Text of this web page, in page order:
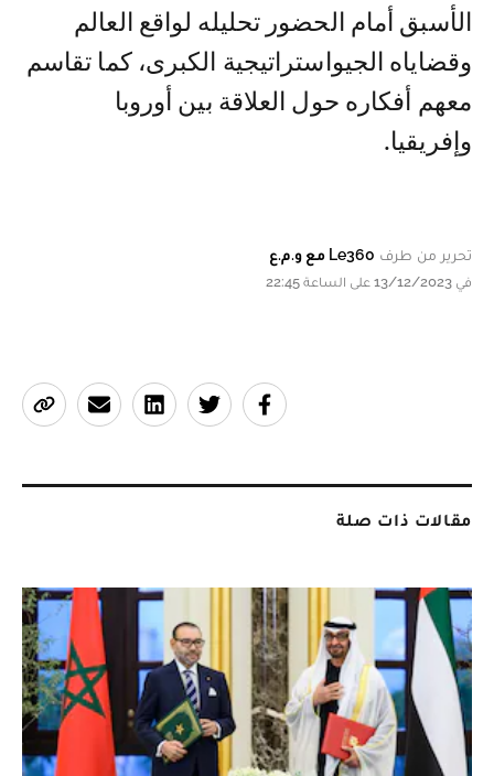
الأسبق أمام الحضور تحليله لواقع العالم
وقضاياه الجيواستراتيجية الكبرى، كما تقاسم
معهم أفكاره حول العلاقة بين أوروبا
وإفريقيا.
تحرير من طرف Le360 مع و.م.ع
في 13/12/2023 على الساعة 22:45
مقالات ذات صلة